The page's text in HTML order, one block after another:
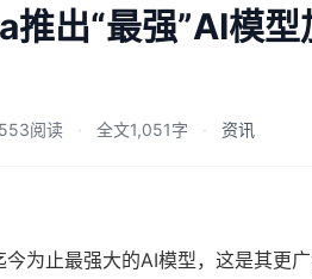
出“最强”AI模
553阅读 · 全文1,051字 · 资讯
为止最强大的AI模型，这是其更广